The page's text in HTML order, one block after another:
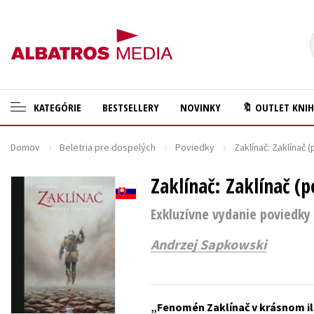
KATEGÓRIE
🛍️ Darčekové poukazy
✍️Knihy s podpisom
🎁 Limitované balíčky
🔥 Výhodné predpredaje
🏷️ Zlacnené knihy
⚔️ Zaklínač na CD
Cestovanie
Darčekové publikácie
História a military
BESTSELLERY NOVINKY 🔖 OUTLET
Domov Beletria pre dospelých Poviedky Zaklínač: Zaklínač
Zaklínač: Zaklínač
Exkluzívne vydanie
Andrzej Sapkowski
Fenomén Zaklínač v krásnom